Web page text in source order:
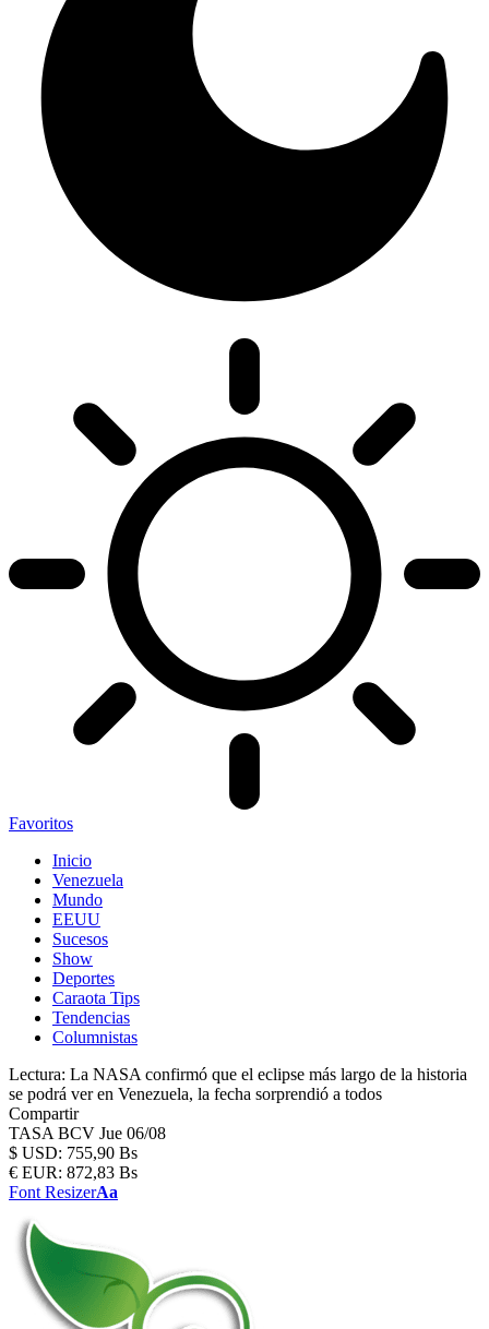
Favoritos
Inicio
Venezuela
Mundo
EEUU
Sucesos
Show
Deportes
Caraota Tips
Tendencias
Columnistas
Lectura: La NASA confirmó que el eclipse más largo de la historia
se podrá ver en Venezuela, la fecha sorprendió a todos
Compartir
TASA BCV Jue 06/08
$ USD: 755,90 Bs
€ EUR: 872,83 Bs
Font ResizerAa